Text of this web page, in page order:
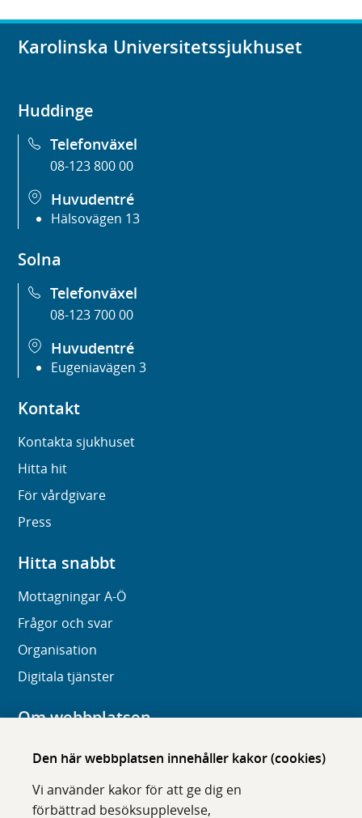
Den här webbplatsen innehåller kakor (cookies)
Vi använder kakor för att ge dig en
förbättrad besöksupplevelse,
Karolinska Universitetssjukhuset
Huddinge
Telefonväxel
08-123 800 00
Huvudentré
Hälsovägen 13
Solna
Telefonväxel
08-123 700 00
Huvudentré
Eugeniavägen 3
Kontakt
Kontakta sjukhuset
Hitta hit
För vårdgivare
Press
Hitta snabbt
Mottagningar A-Ö
Frågor och svar
Organisation
Digitala tjänster
Om webbplatsen
Om karolinska.se
Tillgänglighet